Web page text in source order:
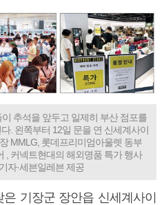
이 추석을 앞두고 일제히 부산 점포를
. 왼쪽부터 12일 문을 연 신세계사이
MMLG, 롯데프리미엄아울렛 동부
, 커넥트현대의 해외명품 특가 행사
자·세븐일레븐 제공
기장군 장안읍 신세계사이